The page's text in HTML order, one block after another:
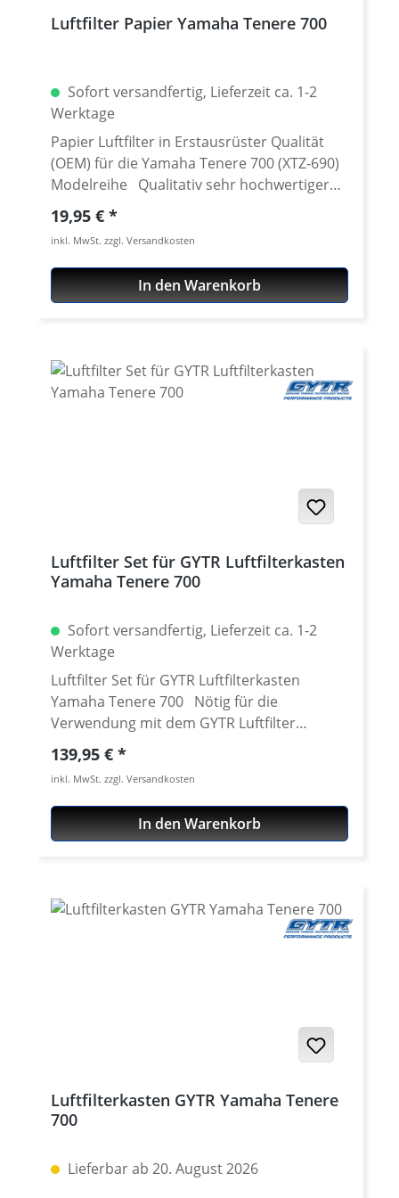
Luftfilter Papier Yamaha Tenere 700
Sofort versandfertig, Lieferzeit ca. 1-2
Werktage
Papier Luftfilter in Erstausrüster Qualität
(OEM) für die Yamaha Tenere 700 (XTZ-690)
Modelreihe Qualitativ sehr hochwertiger
Papierfilter Einsatz. Einfacher Austausch
gegen den original Yamaha Luftfilter. Sehr
gute Verarbeitungsqualität t mit hohem
Luftdurchsatz und guter Filterwirkung. Für
die Produktion werden ausschließlich
Filterwirkung sehr gute Verarbeitung
passend ohne Änderungen - einfacher
Austausch gegen den original Filter Ersetzt
Yamaha Tenere 700 Extreme 2023 - 2024
Yamaha Tenere 700 Explore 2023 - 2024
Yamaha Tenere 700 World Raid 2022 - 2024
Yamaha Tenere 700 ab 2025 Yamaha Tenere
700 Rally ab 2025
Regulärer Preis:
19,95 €
inkl. MwSt. zzgl. Versandkosten
In den Warenkorb
Luftfilter Set für GYTR Luftfilterkasten
Yamaha Tenere 700
Sofort versandfertig, Lieferzeit ca. 1-2
Werktage
Luftfilter Set für GYTR Luftfilterkasten
Yamaha Tenere 700 Nötig für die
Verwendung mit dem GYTR Luftfilter
Gehäuse Yamaha Tenere 700. Siehe
Zubehör Passend für alle: Yamaha Tenere
700 ab 2025 Yamaha Tenere 700 Rally ab
2025 Yamaha Tenere 700 2019 - 2024
Yamaha Tenere 700 Rally Edition 2020 - 2024
2024 Yamaha Tenere 700 Extreme 2023 -
2024 Yamaha Tenere 700 Explore 2023 -
Regulärer Preis:
139,95 €
inkl. MwSt. zzgl. Versandkosten
In den Warenkorb
Luftfilterkasten GYTR Yamaha Tenere
700
Lieferbar ab 20. August 2026